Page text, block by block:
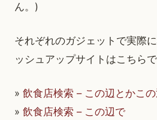
ん。)
それぞれのガジェットで実際
ッシュアップサイトはこちらで
» 飲食店検索 – この辺とかこ
» 飲食店検索 – この辺で